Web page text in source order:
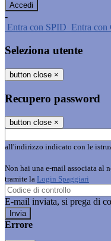
-
Entra con SPID Entra con
Seleziona utente
button close ×
Recupero password
button close ×
all'indirizzo indicato con le
Non hai una e-mail associata al
tramite la Login Spaggiari
E-mail inviata, si prega di
Errore